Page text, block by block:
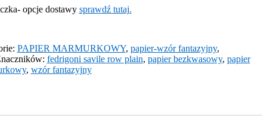
opcje dostawy sprawdź tutaj.
PAPIER MARMURKOWY, papier-wzór fantazyjny,
fedrigoni savile row plain, papier bezkwasowy, papier
, wzór fantazyjny